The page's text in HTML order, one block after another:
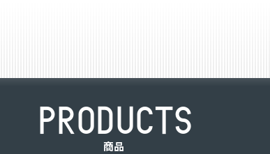
PRODUCTS
商品